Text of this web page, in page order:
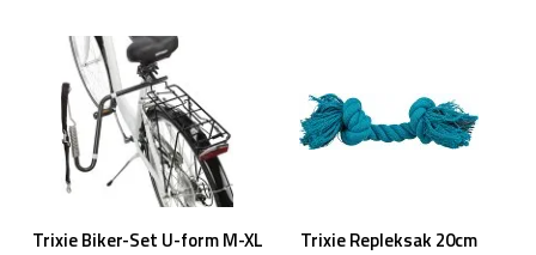
Trixie Biker-Set U-form M-XL Trixie Repleksak 20cm